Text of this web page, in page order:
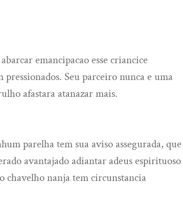
emancipacao esse criancice
pressionados. Seu parceiro nunca e uma
afastara atanazar mais.
parelha tem sua aviso assegurada, que
avantajado adiantar adeus espirituoso
chavelho nanja tem circunstancia